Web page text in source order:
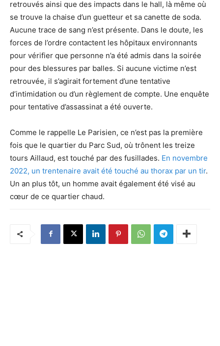
retrouvés ainsi que des impacts dans le hall, là même où
se trouve la chaise d’un guetteur et sa canette de soda.
Aucune trace de sang n’est présente. Dans le doute, les
forces de l’ordre contactent les hôpitaux environnants
pour vérifier que personne n’a été admis dans la soirée
pour des blessures par balles. Si aucune victime n’est
retrouvée, il s’agirait fortement d’une tentative
d’intimidation ou d’un règlement de compte. Une enquête
pour tentative d’assassinat a été ouverte.
Comme le rappelle Le Parisien, ce n’est pas la première
fois que le quartier du Parc Sud, où trônent les treize
tours Aillaud, est touché par des fusillades. En novembre
2022, un trentenaire avait été touché au thorax par un tir.
Un an plus tôt, un homme avait également été visé au
cœur de ce quartier chaud.